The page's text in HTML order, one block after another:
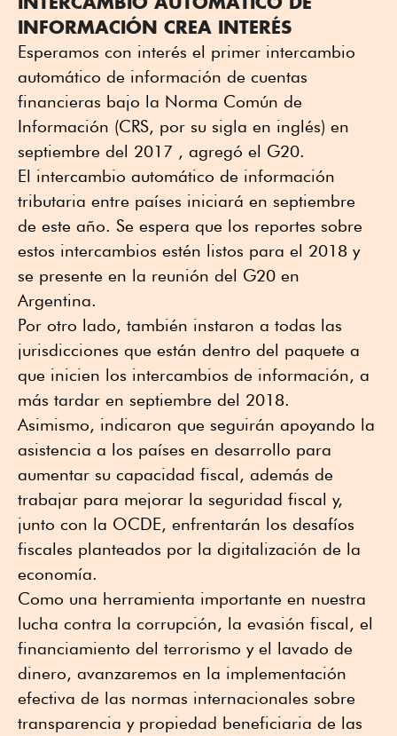
INFORMACIÓN CREA INTERÉS
Esperamos con interés el primer intercambio
automático de información de cuentas
financieras bajo la Norma Común de
Información (CRS, por su sigla en inglés) en
septiembre del 2017 , agregó el G20.
El intercambio automático de información
tributaria entre países iniciará en septiembre
de este año. Se espera que los reportes sobre
estos intercambios estén listos para el 2018 y
se presente en la reunión del G20 en
Argentina.
Por otro lado, también instaron a todas las
jurisdicciones que están dentro del paquete a
que inicien los intercambios de información, a
más tardar en septiembre del 2018.
Asimismo, indicaron que seguirán apoyando la
asistencia a los países en desarrollo para
aumentar su capacidad fiscal, además de
trabajar para mejorar la seguridad fiscal y,
junto con la OCDE, enfrentarán los desafíos
fiscales planteados por la digitalización de la
economía.
Como una herramienta importante en nuestra
lucha contra la corrupción, la evasión fiscal, el
financiamiento del terrorismo y el lavado de
dinero, avanzaremos en la implementación
efectiva de las normas internacionales sobre
transparencia y propiedad beneficiaria de las